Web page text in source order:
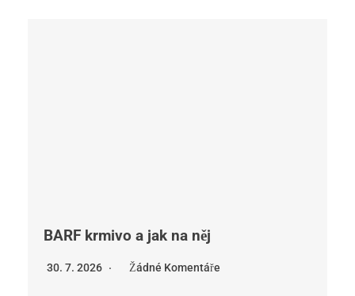
BARF krmivo a jak na něj
30. 7. 2026 Žádné Komentáře